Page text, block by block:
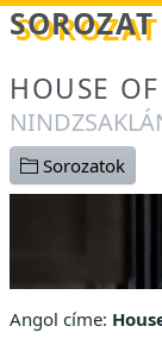
Betöltés...
HOUSE
Sorozatok
Angol címe: